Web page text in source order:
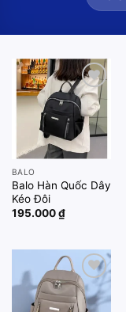
Add to
wishlist
BALO
Balo Hàn Quốc Dây
Kéo Đôi
195.000₫
Add to
wishlist